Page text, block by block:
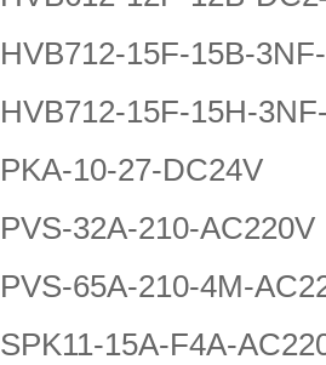
HVB712-15F-15B-
HVB712-15F-15H-
PKA-10-27-DC24V
PVS-32A-210-AC220V
PVS-65A-210-4M-
SPK11-15A-F4A-